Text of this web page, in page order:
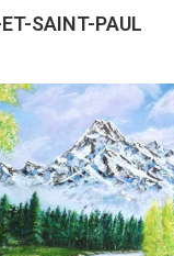
SAINT-PAUL